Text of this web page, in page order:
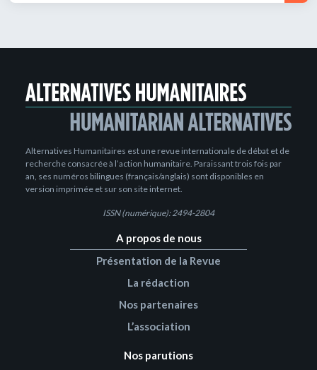
Alternatives Humanitaires est une revue internationale de débat et de
recherche consacrée à l’action humanitaire. Paraissant trois fois par
an, ses numéros bilingues (français/anglais) sont disponibles en
version imprimée et sur son site internet.
ISSN (numérique): 2494-2804
A propos de nous
Présentation de la Revue
La rédaction
Nos partenaires
L’association
Nos parutions